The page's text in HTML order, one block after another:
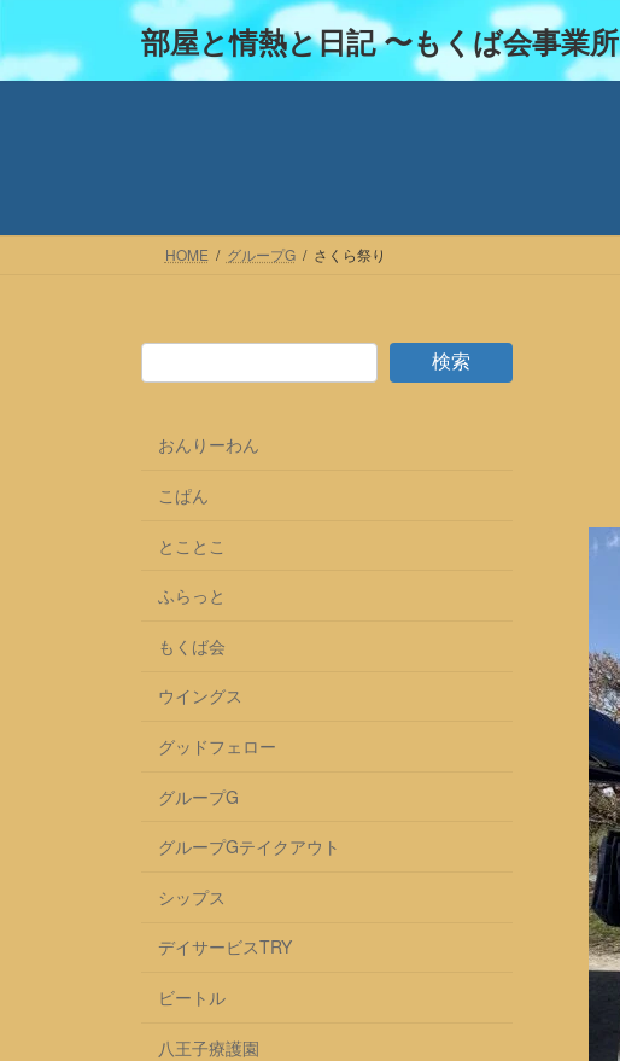
テ
ッ
ゲ
移
部屋と情熱と日記 〜もくば会事業
HOME グループG さくら祭り
検索
おんりーわん
こぱん
とことこ
ふらっと
もくば会
ウイングス
グッドフェロー
グループG
グループGテイクアウト
シップス
デイサービスTRY
ビートル
八王子療護園